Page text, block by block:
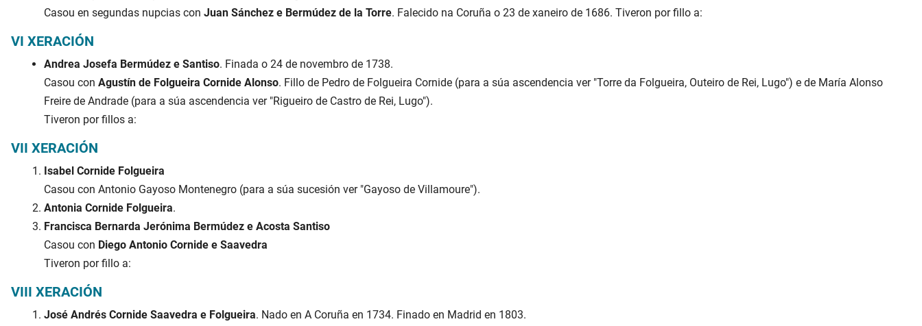
Casou en segundas nupcias con Juan Sánchez e Bermúdez de la Torre. Falecido na Coruña o 23 de xaneiro de 1686. Tiveron por fillo a:
VI XERACIÓN
Andrea Josefa Bermúdez e Santiso. Finada o 24 de novembro de 1738.
Casou con Agustín de Folgueira Cornide Alonso. Fillo de Pedro de Folgueira Cornide (para a súa ascendencia ver "Torre da Folgueira, Outeiro de Rei, Lugo") e de María Alonso
Freire de Andrade (para a súa ascendencia ver "Rigueiro de Castro de Rei, Lugo").
Tiveron por fillos a:
VII XERACIÓN
Isabel Cornide Folgueira
Casou con Antonio Gayoso Montenegro (para a súa sucesión ver "Gayoso de Villamoure").
Antonia Cornide Folgueira.
Francisca Bernarda Jerónima Bermúdez e Acosta Santiso
Casou con Diego Antonio Cornide e Saavedra
Tiveron por fillo a:
VIII XERACIÓN
José Andrés Cornide Saavedra e Folgueira. Nado en A Coruña en 1734. Finado en Madrid en 1803.